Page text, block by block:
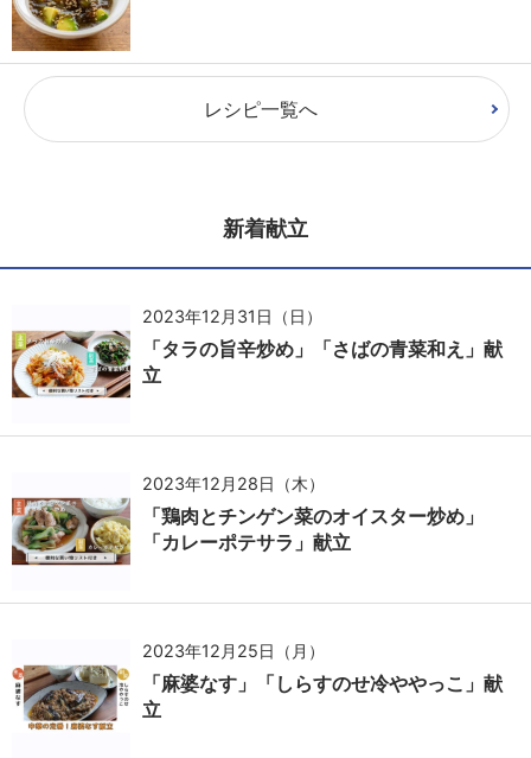
レシピ一覧へ
新着献立
2023年12月31日（日）
「タラの旨辛炒め」「さばの青菜和え」献
立
2023年12月28日（木）
「鶏肉とチンゲン菜のオイスター炒め」
「カレーポテサラ」献立
2023年12月25日（月）
「麻婆なす」「しらすのせ冷ややっこ」献
立